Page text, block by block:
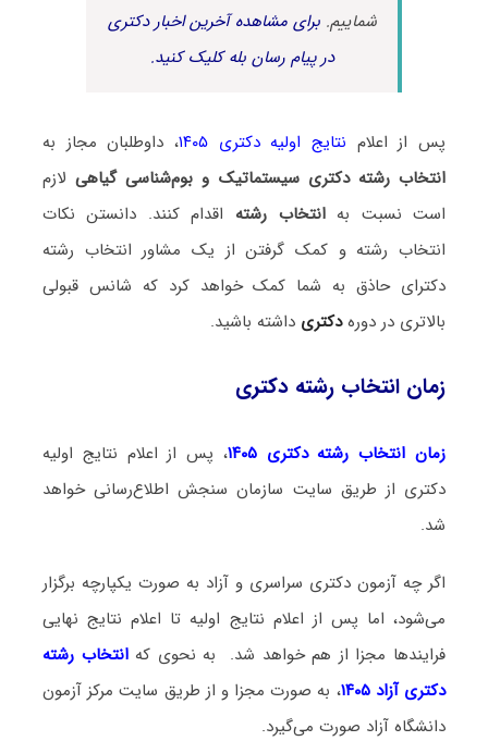
شماییم.برای مشاهده آخرین اخبار دکتری
در پیام رسان بله کلیک کنید.
پس از اعلام نتایج اولیه دکتری ۱۴۰۵
، داوطلبان مجاز به
انتخاب رشته دکتری سیستماتیک و بو‌‌م‌شناسی گیاهیلازم
است نسبت بهانتخاب رشته اقدام کنند. دانستن نکات
انتخاب رشته و کمک گرفتن از یک مشاور انتخاب رشته
دکترای حاذق به شما کمک خواهد کرد که شانس قبولی
بالاتری در دورهدکتری داشته باشید.
زمان انتخاب رشته دکتری
زمان انتخاب رشته دکتری ۱۴۰۵
، پس از اعلام نتایج اولیه
دکتری از طریق سایت سازمان سنجش اطلاع‌رسانی خواهد
شد.
اگر چه آزمون دکتری سراسری و آزاد به صورت یکپارچه برگزار
می‌شود، اما پس از اعلام نتایج اولیه تا اعلام نتایج نهایی
فرایندها مجزا از هم خواهد شد. به نحوی که انتخاب رشته
دکتری آزاد ۱۴۰۵
، به صورت مجزا و از طریق سایت مرکز آزمون
دانشگاه آزاد صورت می‌گیرد.